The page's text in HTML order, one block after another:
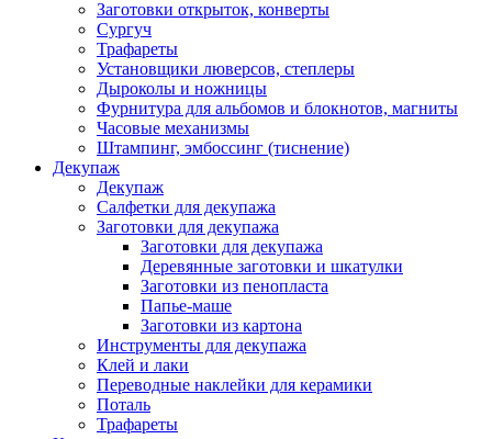
Заготовки открыток, конверты
Сургуч
Трафареты
Установщики люверсов, степлеры
Дыроколы и ножницы
Фурнитура для альбомов и блокнотов, магниты
Часовые механизмы
Штампинг, эмбоссинг (тиснение)
Декупаж
Декупаж
Салфетки для декупажа
Заготовки для декупажа
Заготовки для декупажа
Деревянные заготовки и шкатулки
Заготовки из пенопласта
Папье-маше
Заготовки из картона
Инструменты для декупажа
Клей и лаки
Переводные наклейки для керамики
Поталь
Трафареты